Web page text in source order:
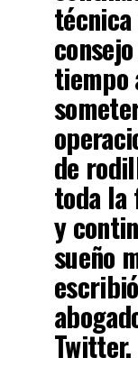
tiempo
de
toda la
y
sueño
Twitter.